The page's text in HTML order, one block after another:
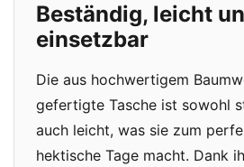
Beständig, leicht
einsetzbar
Die aus hochwertigem
gefertigte Tasche ist sowohl
auch leicht, was sie zum
hektische Tage macht. Dank